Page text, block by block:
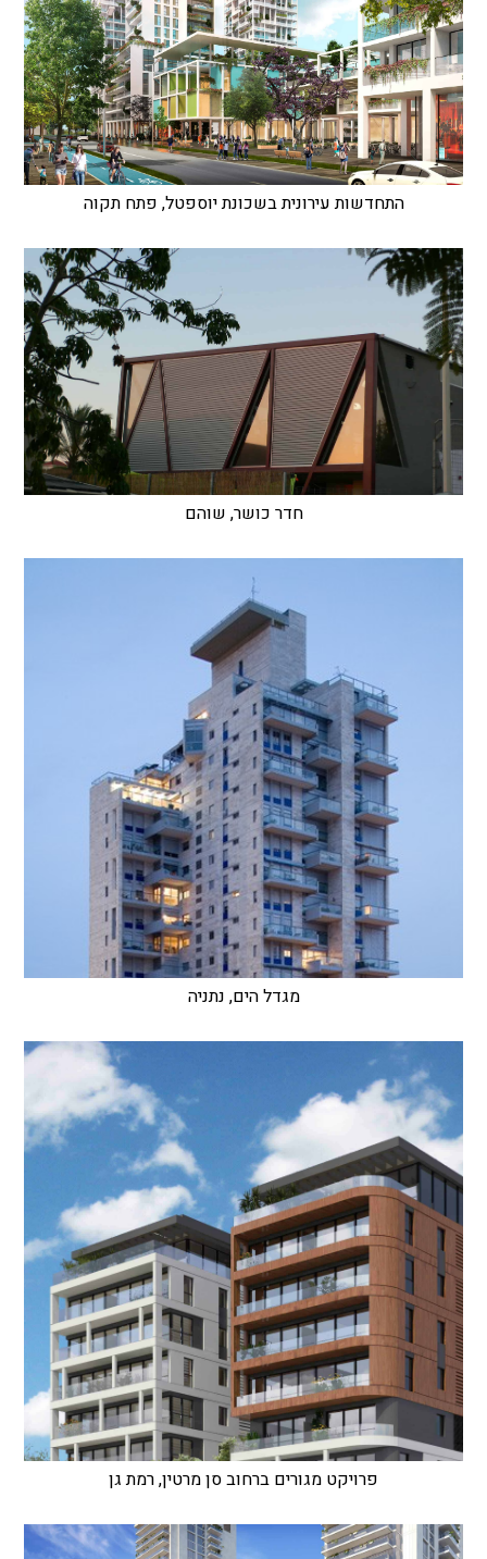
התחדשות עירונית בשכונת יוספטל, פתח תקוה
חדר כושר, שוהם
מגדל הים, נתניה
פרויקט מגורים ברחוב סן מרטין, רמת גן